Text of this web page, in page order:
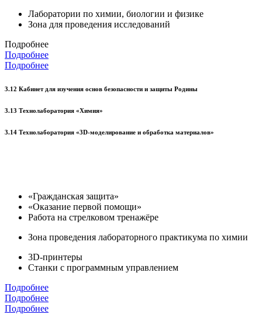
Лаборатории по химии, биологии и физике
Зона для проведения исследований
Подробнее
Подробнее
Подробнее
3.12 Кабинет для изучения основ безопасности и защиты Родины
3.13 Технолаборатория «Химия»
3.14 Технолаборатория «3D-моделирование и обработка материалов»
«Гражданская защита»
«Оказание первой помощи»
Работа на стрелковом тренажёре
Зона проведения лабораторного практикума по химии
3D-принтеры
Станки с программным управлением
Подробнее
Подробнее
Подробнее